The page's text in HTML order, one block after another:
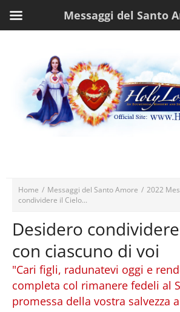
Home / Messaggi del Santo Amore / 2022
condividere il Cielo...
Desidero
con ciascuno di voi
"Cari figli, radunatevi oggi e
completa col rimanere fedeli al
promessa della vostra salvezza
Messaggi del Santo